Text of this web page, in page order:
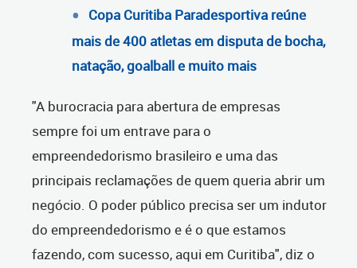
Copa Curitiba Paradesportiva reúne
mais de 400 atletas em disputa de bocha,
natação, goalball e muito mais
"A burocracia para abertura de empresas
sempre foi um entrave para o
empreendedorismo brasileiro e uma das
principais reclamações de quem queria abrir um
negócio. O poder público precisa ser um indutor
do empreendedorismo e é o que estamos
fazendo, com sucesso, aqui em Curitiba", diz o